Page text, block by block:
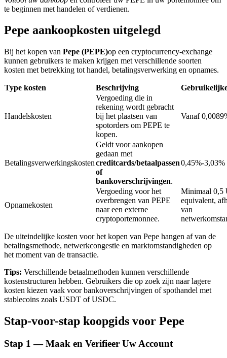
BTR-vergrendelingen
Exclusieve beleggingen voor BTR-houders
Door crypto ondersteunde leenservice
Auto Invest
Grijp langetermijnwinst en flexibele belangen
te beginnen met handelen of verdienen.
Pepe aankoopkosten uitgelegd
Bij het kopen van Pepe (PEPE)op een cryptocurrency-exchange
kunnen gebruikers te maken krijgen met verschillende soorten
kosten met betrekking tot handel, betalingsverwerking en opnames.
Type kosten Beschrijving
Handelskosten
Vergoeding die in
rekening wordt gebracht
bij het plaatsen van
spotorders om PEPE te
kopen.
Vanaf
Betalingsverwerkingskosten
Geldt voor aankopen
gedaan met
creditcards/betaalpassen
of
bankoverschrijvingen.
0,45%-3,03%
Opnamekosten
Vergoeding voor het
overbrengen van PEPE
naar een externe
cryptoportemonnee.
Minimaal 0,5
equivalent,
van
De uiteindelijke kosten voor het kopen van Pepe hangen af van de
betalingsmethode, netwerkcongestie en marktomstandigheden op
het moment van de transactie.
Tips: Verschillende betaalmethoden kunnen verschillende
kostenstructuren hebben. Gebruikers die op zoek zijn naar lagere
kosten kiezen vaak voor bankoverschrijvingen of spothandel met
stablecoins zoals USDT of USDC.
Stap-voor-stap koopgids voor Pepe
Stap 1 —Maak en Verifieer Uw Account